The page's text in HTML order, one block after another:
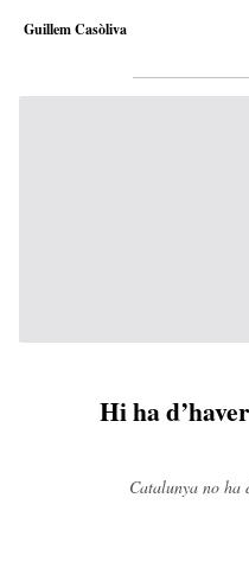
Guillem Casòliva
Hi ha
Catalunya no ha